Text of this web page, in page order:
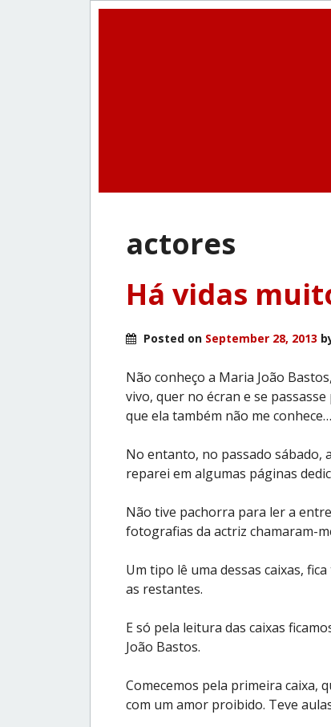
actores
Há vidas
Posted on September 28, 2013
Não conheço a Maria João
vivo, quer no écran e se
que ela também não me conhece…
No entanto, no passado sábado,
reparei em algumas páginas
Não tive pachorra para ler a
fotografias da actriz chamaram-
Um tipo lê uma dessas caixas,
as restantes.
E só pela leitura das caixas
João Bastos.
Comecemos pela primeira caixa,
com um amor proibido. Teve